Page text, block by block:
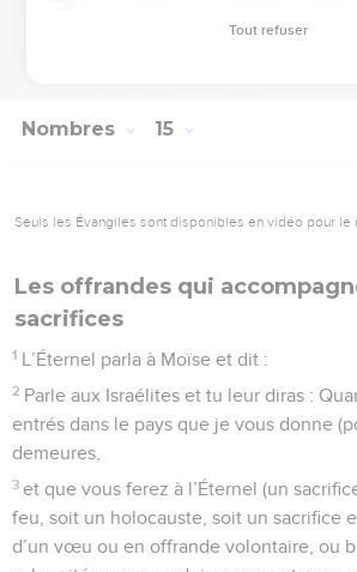
© Société biblique française – Bibli’O, 1978, avec
Nombres 15
Seuls les Évangiles sont disponibles en vidéo pour le
Les offrandes qui
sacrifices
1 L’Éternel parla à Moïse et dit :
2 Parle aux Israélites et tu leur diras :
entrés dans le pays que je vous donne
demeures,
3 et que vous ferez à l’Éternel (un
feu, soit un holocauste, soit un sacrifice
d’un vœu ou en offrande volontaire, ou
Tout refuser